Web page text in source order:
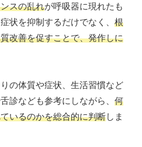
スの乱れが呼吸器に現れたも
状を抑制するだけでなく、 根
改善を促すことで、発作しに
の体質や症状、生活習慣など
診なども参考にしながら、 何
いるのかを総合的に判断しま